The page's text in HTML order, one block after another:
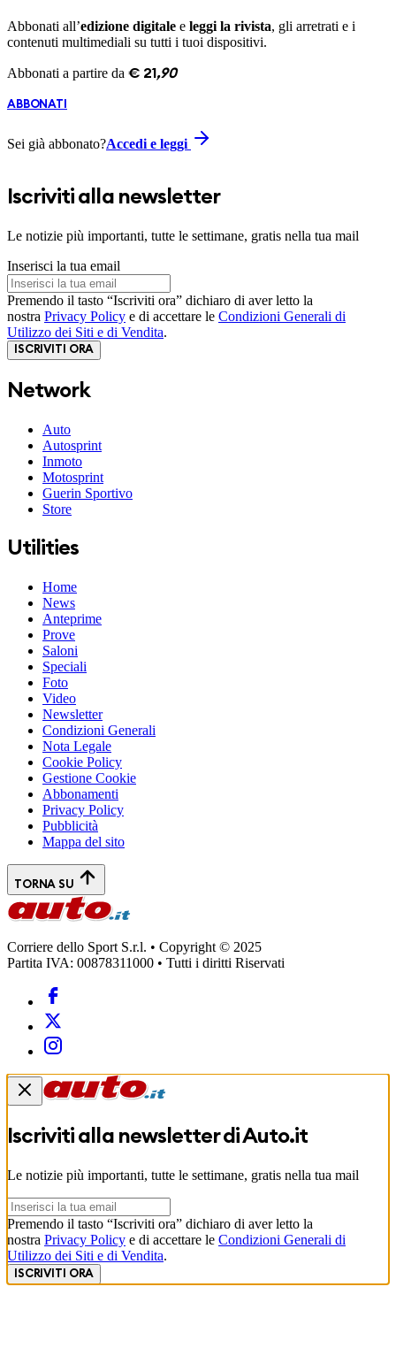
Abbonati all’edizione digitale e leggi la rivista, gli arretrati e i
contenuti multimediali su tutti i tuoi dispositivi.
Abbonati a partire da € 21 ,90
ABBONATI
Sei già abbonato?Accedi e leggi
Iscriviti alla newsletter
Le notizie più importanti, tutte le settimane, gratis nella tua mail
Inserisci la tua email
Premendo il tasto “Iscriviti ora” dichiaro di aver letto la
nostra Privacy Policy e di accettare le Condizioni Generali di
Utilizzo dei Siti e di Vendita.
ISCRIVITI ORA
Network
Auto
Autosprint
Inmoto
Motosprint
Guerin Sportivo
Store
Utilities
Home
News
Anteprime
Prove
Saloni
Speciali
Foto
Video
Newsletter
Condizioni Generali
Nota Legale
Cookie Policy
Gestione Cookie
Abbonamenti
Privacy Policy
Pubblicità
Mappa del sito
TORNA SU
Corriere dello Sport S.r.l. • Copyright © 2025
Partita IVA: 00878311000 • Tutti i diritti Riservati
Iscriviti alla newsletter diAuto.it
Le notizie più importanti, tutte le settimane, gratis nella tua mail
Premendo il tasto “Iscriviti ora” dichiaro di aver letto la
nostra Privacy Policy e di accettare le Condizioni Generali di
Utilizzo dei Siti e di Vendita.
ISCRIVITI ORA